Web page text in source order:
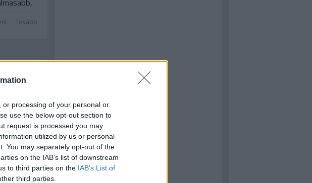
processing of your personal or
use the below opt-out section to
request is processed you may
utilized by us or personal
You may separately opt-out of the
on the IAB’s list of downstream
to third parties on the IAB’s List of
third parties.
Tovább
amire
jó